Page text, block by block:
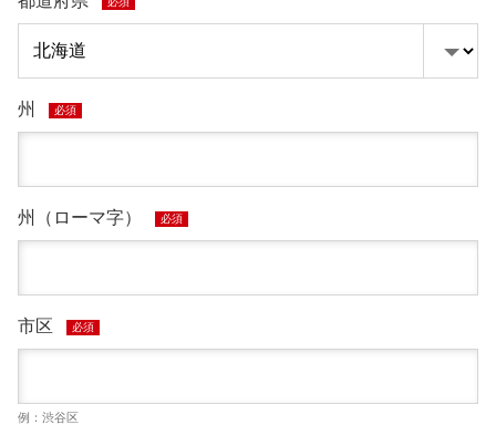
州 必須
州（ローマ字） 必須
市区 必須
例：渋谷区